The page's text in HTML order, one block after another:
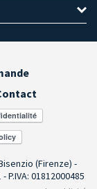
(Firenze) -
P.IVA: 01812000485